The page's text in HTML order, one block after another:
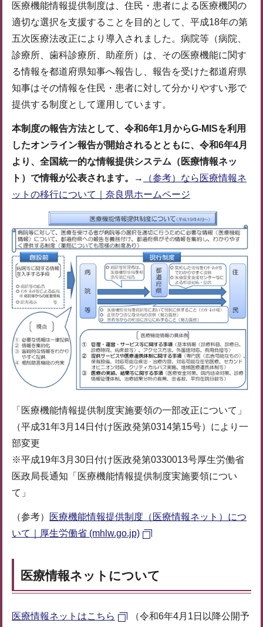
医療機能情報提供制度は、住民・患者による医療機関の
適切な選択を支援することを目的として、平成18年の第
五次医療法改正により導入されました。病院等（病院、
診療所、歯科診療所、助産所）は、その医療機能に関す
る情報を都道府県知事へ報告し、報告を受けた都道府県
知事はその情報を住民・患者に対して分かりやすい形で
提供する制度として運用しています。
本制度の報告方法として、令和6年1月からG-MISを利用
したオンライン報告が開始されるとともに、令和6年4月
より、全国統一的な情報提供システム（医療情報ネッ
ト）で情報が公表されます。
→
（参考）なら医療情報ネ
ットの移行について｜奈良県ホームページ
「医療機能情報提供制度実施要領の一部改正について」
（平成31年3月14日付け医政発第0314第15号）により一
部変更
※平成19年3月30日付け医政発第0330013号厚生労働省
医政局長通知「医療機能情報提供制度実施要領につい
て」
（参考）
医療機能情報提供制度（医療情報ネット）につ
いて｜厚生労働省 (mhlw.go.jp)
医療情報ネットについて
医療情報ネットはこちら
（令和6年4月1日以降公開予